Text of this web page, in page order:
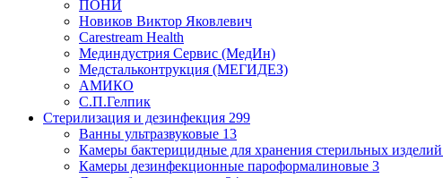
ПОНИ
Новиков Виктор Яковлевич
Carestream Health
Мединдустрия Сервис (МедИн)
Медстальконтрукция (МЕГИДЕЗ)
АМИКО
С.П.Гелпик
Стерилизация и дезинфекция 299
Ванны ультразвуковые 13
Камеры бактерицидные для хранения стерильных изделий
Камеры дезинфекционные пароформалиновые 3